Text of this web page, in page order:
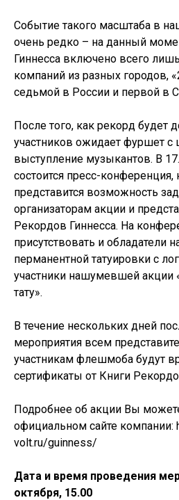
Событие такого масштаба в
очень редко – на данный
Гиннесса включено всего
компаний из разных городов,
седьмой в России и первой в
После того, как рекорд будет
участников ожидает фуршет
выступление музыкантов. В
состоится пресс-конференция,
представится возможность
организаторам акции и
Рекордов Гиннесса. На
присутствовать и обладатели
перманентной татуировки с
участники нашумевшей акции
тату».
В течение нескольких дней
мероприятия всем
участникам флешмоба будут
сертификаты от Книги
Подробнее об акции Вы
официальном сайте компании:
volt.ru/guinness/
Дата и время проведения
октября, 15.00